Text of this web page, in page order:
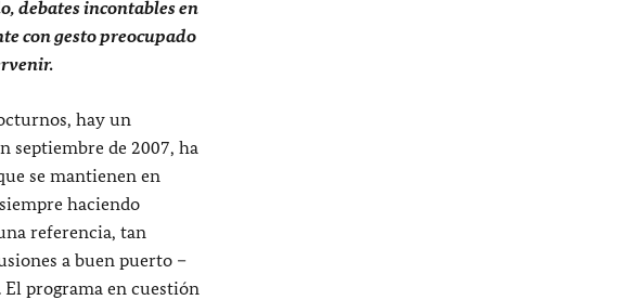
debates incontables en
con gesto preocupado
hay un
septiembre de 2007, ha
se mantienen en
haciendo
referencia, tan
a buen puerto –
programa en cuestión